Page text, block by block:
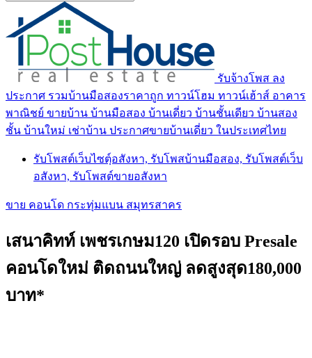
รับจ้างโพส ลง
ประกาศ รวมบ้านมือสองราคาถูก ทาวน์โฮม ทาวน์เฮ้าส์ อาคาร
พาณิชย์ ขายบ้าน บ้านมือสอง บ้านเดี่ยว บ้านชั้นเดียว บ้านสอง
ชั้น บ้านใหม่ เช่าบ้าน ประกาศขายบ้านเดี่ยว ในประเทศไทย
รับโพสต์เว็บไซตฺ์อสังหา, รับโพสบ้านมือสอง, รับโพสต์เว็บ
อสังหา, รับโพสต์ขายอสังหา
ขาย คอนโด กระทุ่มแบน สมุทรสาคร
เสนาคิทท์ เพชรเกษม120 เปิดรอบ Presale
คอนโดใหม่ ติดถนนใหญ่ ลดสูงสุด180,000
บาท*